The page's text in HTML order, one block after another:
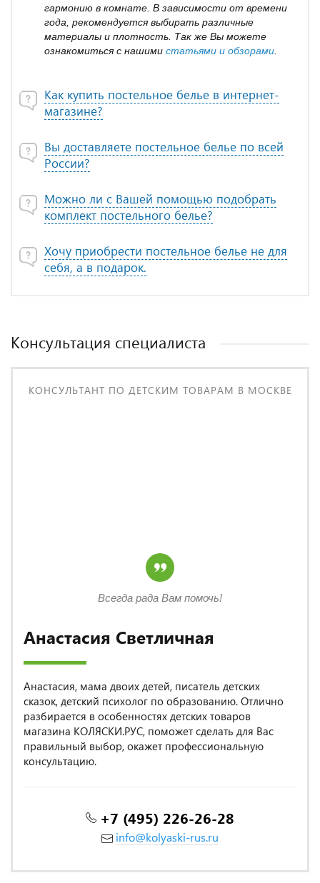
гармонию в комнате. В зависимости от времени
года, рекомендуется выбирать различные
материалы и плотность. Так же Вы можете
ознакомиться с нашими статьями и обзорами
Как купить постельное белье в интернет-
магазине?
Вы доставляете постельное белье по всей
России?
Можно ли с Вашей помощью подобрать
комплект постельного белье?
Хочу приобрести постельное белье не для
себя, а в подарок.
Консультация специалиста
КОНСУЛЬТАНТ ПО ДЕТСКИМ ТОВАРАМ В МОСКВЕ
Анастасия Светличная
Анастасия, мама двоих детей, писатель детских
сказок, детский психолог по образованию. Отлично
разбирается в особенностях детских товаров
магазина КОЛЯСКИ.РУС, поможет сделать для Вас
правильный выбор, окажет профессиональную
консультацию.
+7 (495) 226-26-28
info@kolyaski-rus.ru
Всегда рада Вам помочь!